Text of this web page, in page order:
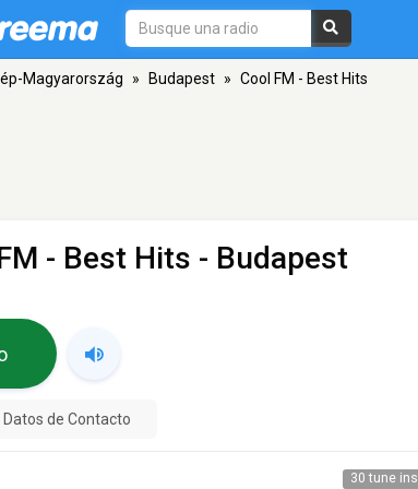
Magyarország » Budapest » Cool FM - Best Hits
- Best Hits - Budapest
Datos de Contacto
30 tune ins